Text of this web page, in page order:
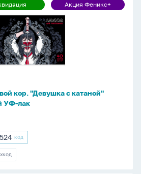
Ликвидация
Акция
Акция Феникс+
кор. "Девушка с катаной"
УФ-лак
КОД